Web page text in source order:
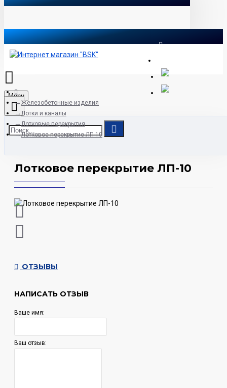
Menu
Железобетонные изделия
Лотки и каналы
Лотковые перекрытия
Лотковое перекрытие ЛП-10
Лотковое перекрытие ЛП-10
ОТЗЫВЫ
НАПИСАТЬ ОТЗЫВ
Ваше имя:
Ваш отзыв: